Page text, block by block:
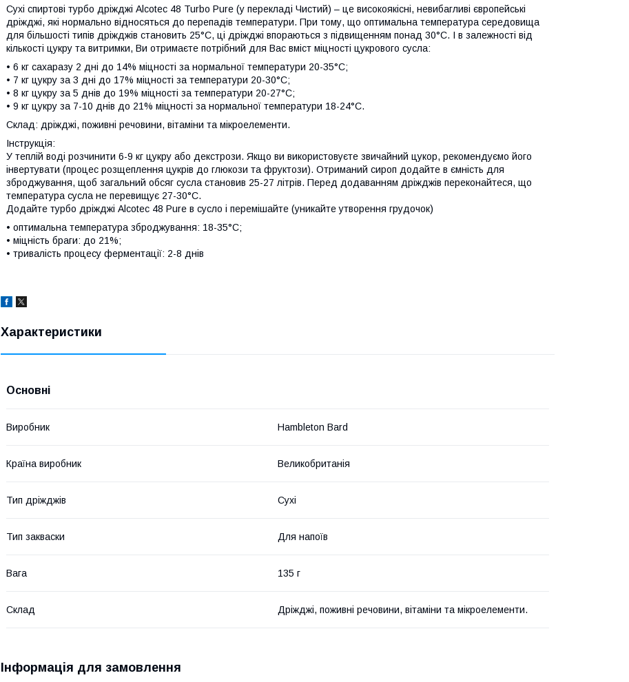
Сухі спиртові турбо дріжджі Alcotec 48 Turbo Pure (у перекладі Чистий) – це високоякісні, невибагливі європейські
дріжджі, які нормально відносяться до перепадів температури. При тому, що оптимальна температура середовища
для більшості типів дріжджів становить 25°С, ці дріжджі впораються з підвищенням понад 30°С. І в залежності від
кількості цукру та витримки, Ви отримаєте потрібний для Вас вміст міцності цукрового сусла:
• 6 кг сахаразу 2 дні до 14% міцності за нормальної температури 20-35°С;
• 7 кг цукру за 3 дні до 17% міцності за температури 20-30°С;
• 8 кг цукру за 5 днів до 19% міцності за температури 20-27°С;
• 9 кг цукру за 7-10 днів до 21% міцності за нормальної температури 18-24°С.
Склад: дріжджі, поживні речовини, вітаміни та мікроелементи.
Інструкція:
У теплій воді розчинити 6-9 кг цукру або декстрози. Якщо ви використовуєте звичайний цукор, рекомендуємо його
інвертувати (процес розщеплення цукрів до глюкози та фруктози). Отриманий сироп додайте в ємність для
зброджування, щоб загальний обсяг сусла становив 25-27 літрів. Перед додаванням дріжджів переконайтеся, що
температура сусла не перевищує 27-30°С.
Додайте турбо дріжджі Alcotec 48 Pure в сусло і перемішайте (уникайте утворення грудочок)
• оптимальна температура зброджування: 18-35°C;
• міцність браги: до 21%;
• тривалість процесу ферментації: 2-8 днів
Характеристики
Основні
Виробник Hambleton Bard
Країна виробник Великобританія
Тип дріжджів Сухі
Тип закваски Для напоїв
Вага 135 г
Склад Дріжджі, поживні речовини, вітаміни та мікроелементи.
Інформація для замовлення